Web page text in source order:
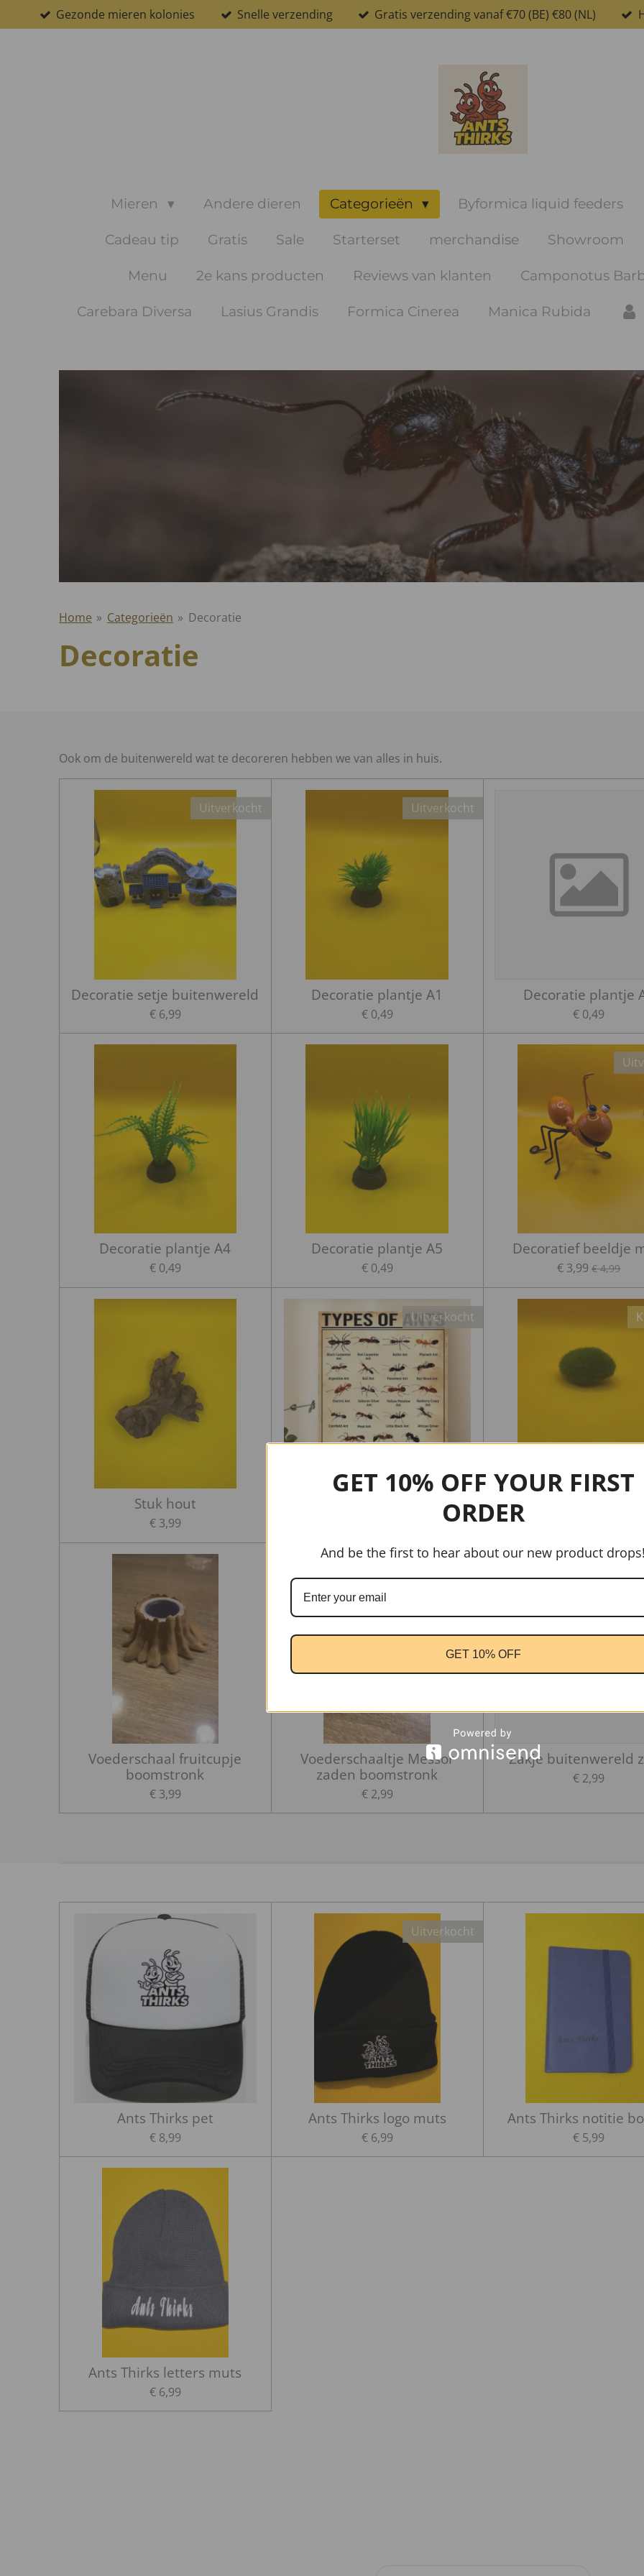
direct
Gezonde mieren kolonies Snelle verzending Gratis verzending vanaf €70 (BE) €80 (NL)
Mieren Andere dieren Categorieën Byformica liquid feeders
Cadeau tip Gratis Sale Starterset merchandise Showroom
Menu 2e kans producten Reviews van klanten Camponotus
Carebara Diversa Lasius Grandis Formica Cinerea Manica Rubida
Home » Categorieën » Decoratie
Decoratie
Ook om de buitenwereld wat te decoreren hebben we van alles in huis.
Uitverkocht
Decoratie setje buitenwereld
€ 6,99
Uitverkocht
Decoratie plantje A1
€ 0,49
Decoratie plantje
€ 0,49
Decoratie plantje A4
€ 0,49
Decoratie plantje A5
€ 0,49
Decoratief beeldje
€ 3,99 € 4,99
Stuk hout
€ 3,99
Uitverkocht
Voederschaal fruitcupje
boomstronk
€ 3,99
Voederschaaltje Messor
zaden boomstronk
€ 2,99
Zakje buitenwereld
€ 2,99
Ants Thirks pet
€ 8,99
Uitverkocht
Ants Thirks logo muts
€ 6,99
Ants Thirks notitie
€ 5,99
Ants Thirks letters muts
€ 6,99
GET 10% OFF YOUR FIRST
ORDER
And be the first to hear about our new product
GET 10% OFF